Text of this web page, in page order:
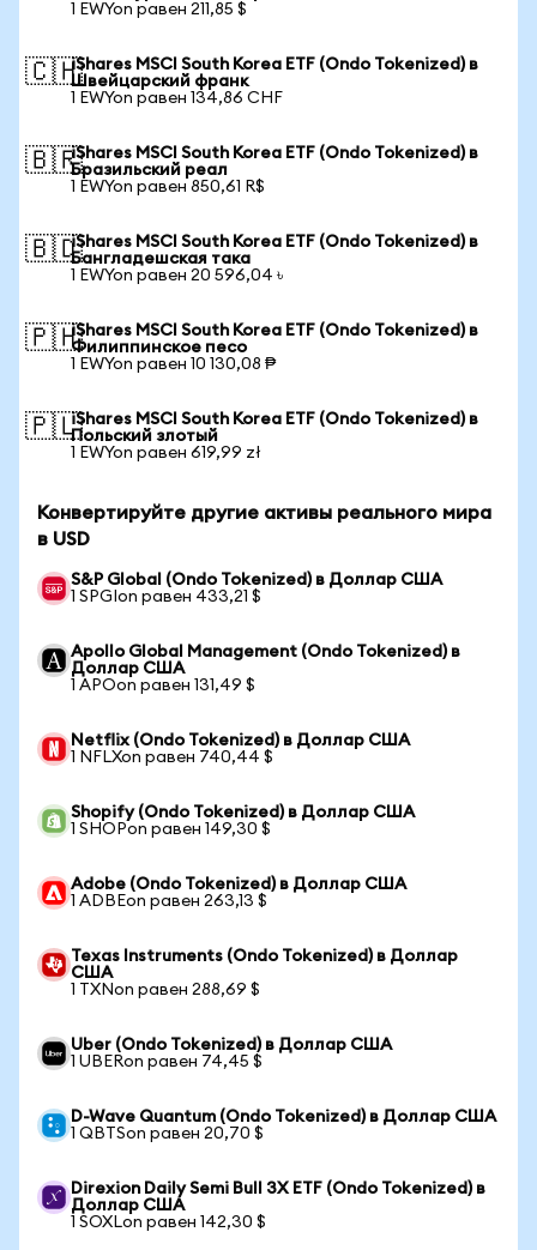
1 EWYon равен 211,85 $
🇨🇭iShares MSCI South Korea ETF (Ondo Tokenized) в
Швейцарский франк
1 EWYon равен 134,86 CHF
🇧🇷iShares MSCI South Korea ETF (Ondo Tokenized) в
Бразильский реал
1 EWYon равен 850,61 R$
🇧🇩iShares MSCI South Korea ETF (Ondo Tokenized) в
Бангладешская така
1 EWYon равен 20 596,04 ৳
🇵🇭iShares MSCI South Korea ETF (Ondo Tokenized) в
Филиппинское песо
1 EWYon равен 10 130,08 ₱
🇵🇱iShares MSCI South Korea ETF (Ondo Tokenized) в
Польский злотый
1 EWYon равен 619,99 zł
Конвертируйте другие активы реального мира
в USD
S&P Global (Ondo Tokenized) в Доллар США
1 SPGIon равен 433,21 $
Apollo Global Management (Ondo Tokenized) в
Доллар США
1 APOon равен 131,49 $
Netflix (Ondo Tokenized) в Доллар США
1 NFLXon равен 740,44 $
Shopify (Ondo Tokenized) в Доллар США
1 SHOPon равен 149,30 $
Adobe (Ondo Tokenized) в Доллар США
1 ADBEon равен 263,13 $
Texas Instruments (Ondo Tokenized) в Доллар
США
1 TXNon равен 288,69 $
Uber (Ondo Tokenized) в Доллар США
1 UBERon равен 74,45 $
D-Wave Quantum (Ondo Tokenized) в Доллар США
1 QBTSon равен 20,70 $
Direxion Daily Semi Bull 3X ETF (Ondo Tokenized) в
Доллар США
1 SOXLon равен 142,30 $